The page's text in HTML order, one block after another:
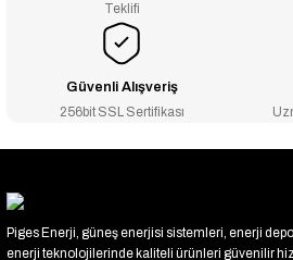
Teklifi
Güvenli Alışveriş
256bit SSL Sertifikası
Piges Enerji, güneş enerjisi sistemleri, enerji
enerji teknolojilerinde kaliteli ürünleri güvenilir